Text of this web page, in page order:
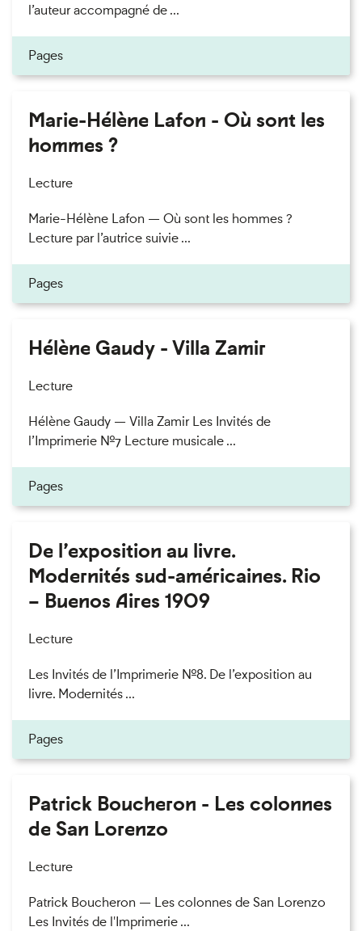
l’auteur accompagné de ...
Pages
Marie-Hélène Lafon - Où sont les
hommes ?
Lecture
Marie-Hélène Lafon — Où sont les hommes ?
Lecture par l’autrice suivie ...
Pages
Hélène Gaudy - Villa Zamir
Lecture
Hélène Gaudy — Villa Zamir Les Invités de
l’Imprimerie n°7 Lecture musicale ...
Pages
De l’exposition au livre.
Modernités sud-américaines. Rio
– Buenos Aires 1909
Lecture
Les Invités de l’Imprimerie n°8. De l’exposition au
livre. Modernités ...
Pages
Patrick Boucheron - Les colonnes
de San Lorenzo
Lecture
Patrick Boucheron — Les colonnes de San Lorenzo
Les Invités de l'Imprimerie ...